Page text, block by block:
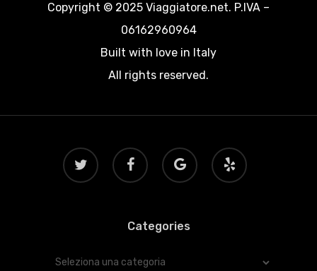
Copyright © 2025 Viaggiatore.net. P.IVA –
06162960964
Built with love in Italy
All rights reserved.
twitter facebook
google-
plus
yelp
Categories
Categories